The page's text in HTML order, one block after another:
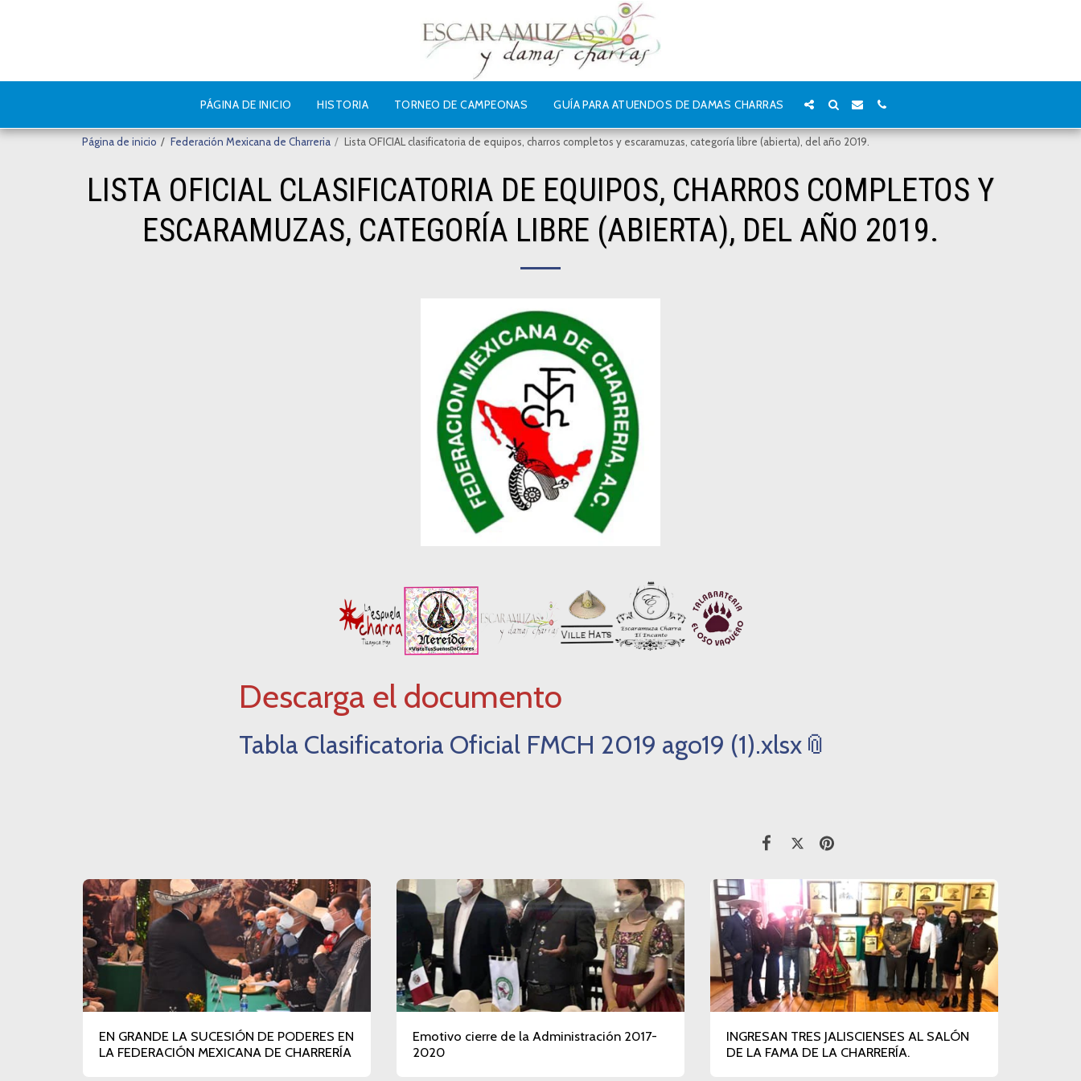
PÁGINA DE INICIO HISTORIA TORNEO DE CAMPEONAS GUÍA PARA ATUENDOS DE DAMAS CHARRAS
Página de inicio Federación Mexicana de Charreria Lista OFICIAL clasificatoria de equipos, charros completos y escaramuzas, categoría libre (abierta), del año 2019.
LISTA OFICIAL CLASIFICATORIA DE EQUIPOS, CHARROS COMPLETOS Y
ESCARAMUZAS, CATEGORÍA LIBRE (ABIERTA), DEL AÑO 2019.
Descarga el documento
Tabla Clasificatoria Oficial FMCH 2019 ago19 (1).xlsx
EN GRANDE LA SUCESIÓN DE PODERES EN
LA FEDERACIÓN MEXICANA DE CHARRERÍA
Emotivo cierre de la Administración 2017-
2020
INGRESAN TRES JALISCIENSES AL SALÓN
DE LA FAMA DE LA CHARRERÍA.